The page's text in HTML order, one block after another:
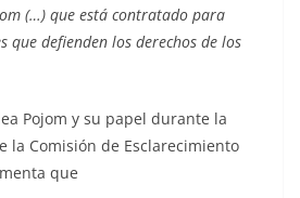
(…) que está contratado para
que defienden los derechos de los
Pojom y su papel durante la
la Comisión de Esclarecimiento
que